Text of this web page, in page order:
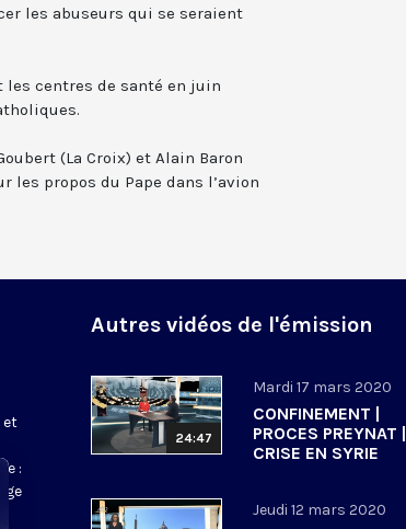
les abuseurs qui se seraient
les centres de santé en juin
(La Croix) et Alain Baron
les propos du Pape dans l’avion
et
:
Autres vidéos de l'émission
24:47
Mardi 17 mars 2020
CONFINEMENT |
PROCES PREYNAT |
CRISE EN SYRIE
Jeudi 12 mars 2020